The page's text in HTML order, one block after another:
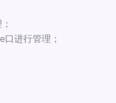
进行管理；